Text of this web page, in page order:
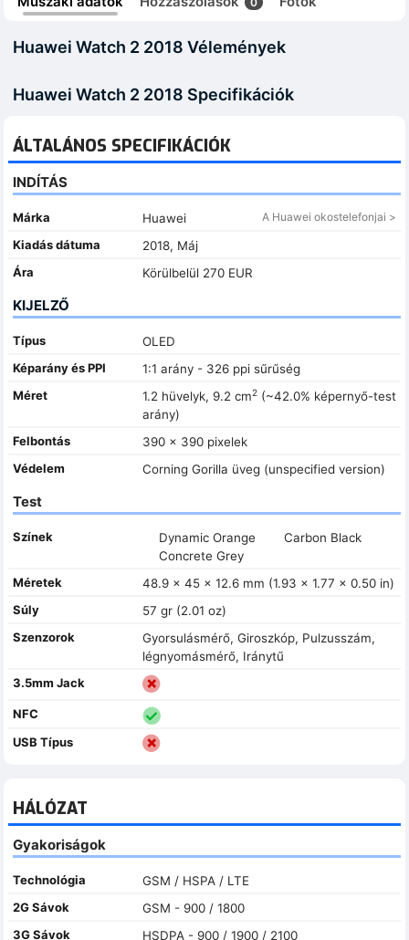
Huawei Watch 2 2018 Vélemények
Huawei Watch 2 2018 Specifikációk
ÁLTALÁNOS SPECIFIKÁCIÓK
INDÍTÁS
Márka Huawei A Huawei okostelefonjai >
Kiadás dátuma
2018, Máj
Ára
Körülbelül 270 EUR
KIJELZŐ
Típus
OLED
Képarány és PPI
1:1 arány - 326 ppi sűrűség
Méret
1.2 hüvelyk, 9.2 cm2(~42.0% képernyő-test
arány)
Felbontás
390 x 390 pixelek
Védelem
Corning Gorilla üveg (unspecified version)
Test
Színek Dynamic Orange
Carbon Black
Concrete Grey
Méretek
48.9 x 45 x 12.6 mm (1.93 x 1.77 x 0.50 in)
Súly
57 gr (2.01 oz)
Szenzorok
Gyorsulásmérő, Giroszkóp, Pulzusszám,
légnyomásmérő, Iránytű
3.5mm Jack
NFC
USB Típus
HÁLÓZAT
Gyakoriságok
Technológia
GSM / HSPA / LTE
2G Sávok
GSM - 900 / 1800
3G Sávok
HSDPA - 900 / 1900 / 2100